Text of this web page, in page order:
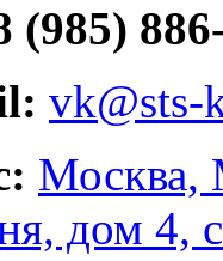
(985)
vk@sts-
Москва,
дом 4,